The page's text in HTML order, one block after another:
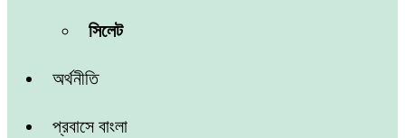
সিলেট
অর্থনীতি
প্রবাসে বাংলা